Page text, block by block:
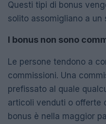
Questi tipi di bonus
solito assomigliano a un
I bonus non sono
Le persone tendono a
commissioni. Una
prefissato al quale
articoli venduti o offerte
bonus è nella maggior